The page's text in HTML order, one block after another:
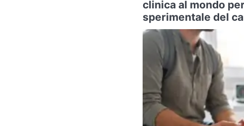
clinica al mondo
sperimentale del